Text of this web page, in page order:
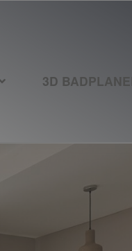
3D BADPLANER